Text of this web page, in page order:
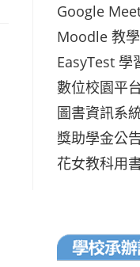
Google
Moodle 教
EasyTest 學
數位校園平
圖書資訊系
獎助學金公
花女教科用